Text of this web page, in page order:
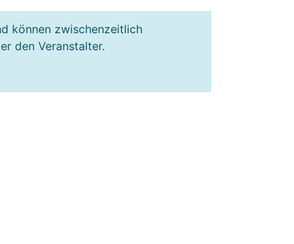
können zwischenzeitlich
den Veranstalter.